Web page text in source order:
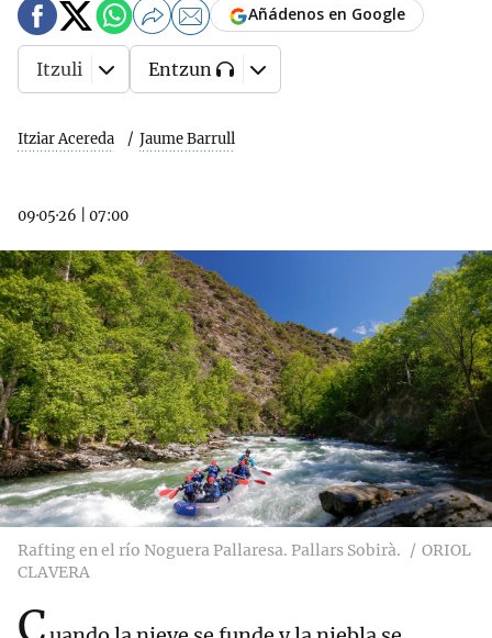
Itziar Acereda Jaume Barrull
09·05·26 07:00
Añádenos en Google
Itzuli Entzun
Rafting en el río Noguera Pallaresa. Pallars Sobirà.
ORIOL
CLAVERA